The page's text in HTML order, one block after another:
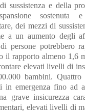
sussistenza e della
dei mezzi di
a un aumento degli
persone potrebbero
il rapporto almeno 1,6
elevati livelli di
bambini. Quattro
in emergenza fino ad
grave insicurezza
elevati livelli di